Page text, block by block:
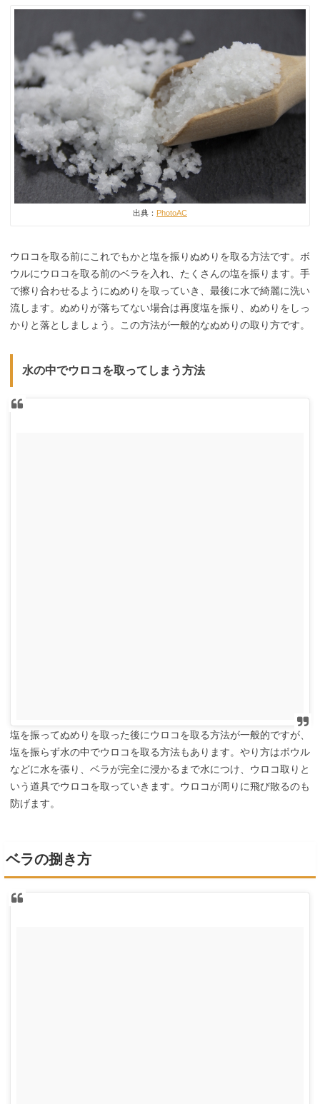
出典： PhotoAC
ウロコを取る前にこれでもかと塩を振りぬめりを取る方法です。ボ
ウルにウロコを取る前のベラを入れ、たくさんの塩を振ります。手
で擦り合わせるようにぬめりを取っていき、最後に水で綺麗に洗い
流します。ぬめりが落ちてない場合は再度塩を振り、ぬめりをしっ
かりと落としましょう。この方法が一般的なぬめりの取り方です。
水の中でウロコを取ってしまう方法
塩を振ってぬめりを取った後にウロコを取る方法が一般的ですが、
塩を振らず水の中でウロコを取る方法もあります。やり方はボウル
などに水を張り、ベラが完全に浸かるまで水につけ、ウロコ取りと
いう道具でウロコを取っていきます。ウロコが周りに飛び散るのも
防げます。
ベラの捌き方